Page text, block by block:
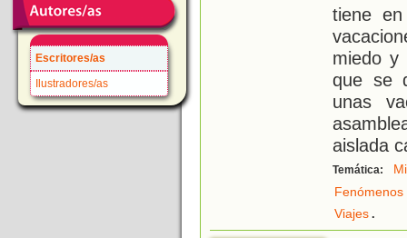
Escritores/as
Ilustradores/as
tiene
miedo y
que se
unas
aislada
Temática:
Viajes.